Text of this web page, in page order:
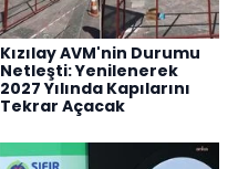
Kızılay AVM'nin Durumu
Netleşti: Yenilenerek
2027 Yılında Kapılarını
Tekrar Açacak